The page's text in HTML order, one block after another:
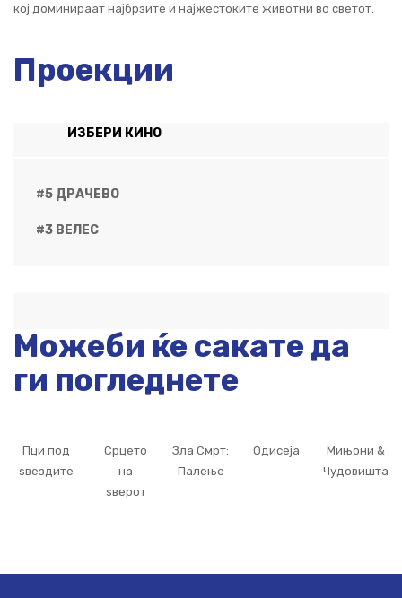
кој доминираат најбрзите и најжестоките животни во светот.
Проекции
ИЗБЕРИ КИНО
#5 ДРАЧЕВО
#3 ВЕЛЕС
Можеби ќе сакате да
ги погледнете
Пци под
ѕвездите
Срцето
на
ѕверот
Зла Смрт:
Палење
Одисеја
Мињони &
Чудовишта